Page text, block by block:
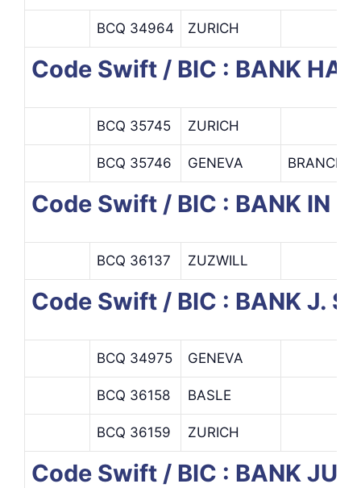
BCQ 34964 ZURICH
Code Swift / BIC : BANK
BCQ 35745 ZURICH
BCQ 35746 GENEVA BRANCH
Code Swift / BIC : BANK IN
BCQ 36137 ZUZWILL
Code Swift / BIC : BANK J.
BCQ 34975 GENEVA
BCQ 36158 BASLE
BCQ 36159 ZURICH
Code Swift / BIC : BANK